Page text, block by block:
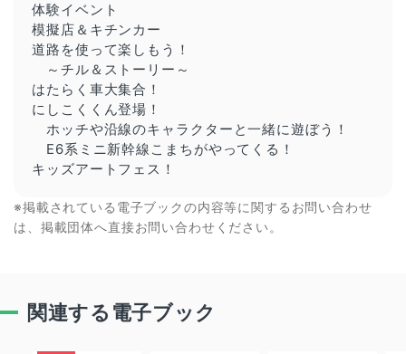
体験イベント
模擬店＆キチンカー
道路を使って楽しもう！
～チル＆ストーリー～
はたらく車大集合！
にしこくくん登場！
ホッチや沿線のキャラクターと一緒に遊ぼう！
E6系ミニ新幹線こまちがやってくる！
キッズアートフェス！
※掲載されている電子ブックの内容等に関するお問い合わせ
は、掲載団体へ直接お問い合わせください。
関連する電子ブック